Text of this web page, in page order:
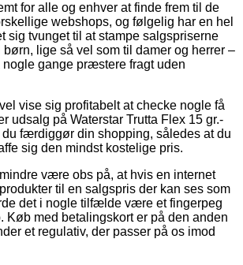
for alle og enhver at finde frem til de
webshops, og følgelig har en hel
sig tvunget til at stampe salgspriserne
børn, lige så vel som til damer og herrer –
gange præstere fragt uden
vise sig profitabelt at checke nogle få
udsalg på Waterstar Trutta Flex 15 gr.-
færdiggør din shopping, således at du
sig den mindst kostelige pris.
være obs på, at hvis en internet
til en salgspris der kan ses som
det i nogle tilfælde være et fingerpeg
Køb med betalingskort er på den anden
et regulativ, der passer på os imod